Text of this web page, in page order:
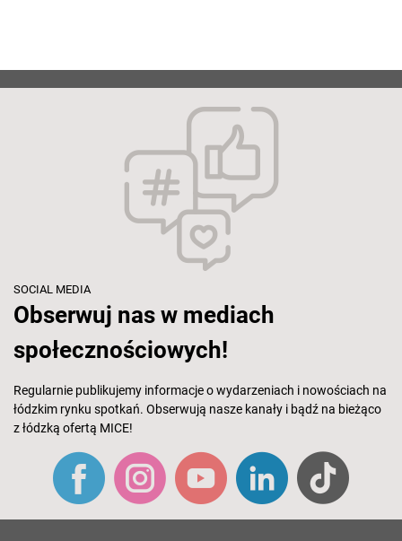
SOCIAL MEDIA
Obserwuj nas w mediach
społecznościowych!
Regularnie publikujemy informacje o wydarzeniach i nowościach na
łódzkim rynku spotkań. Obserwują nasze kanały i bądź na bieżąco
z łódzką ofertą MICE!